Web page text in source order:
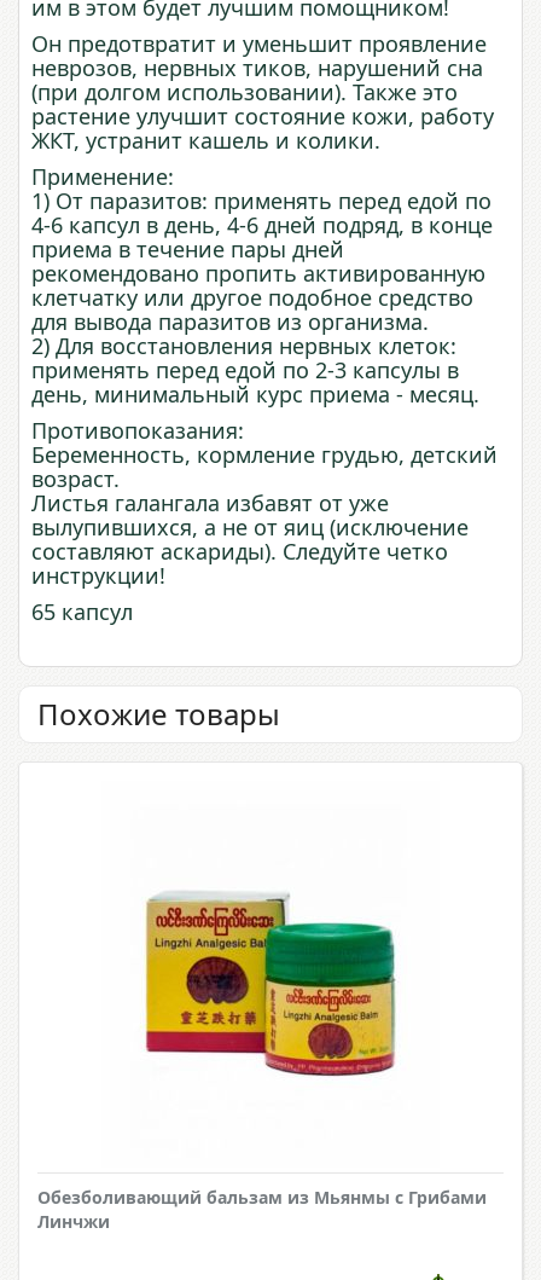
им в этом будет лучшим помощником!
Он предотвратит и уменьшит проявление
неврозов, нервных тиков, нарушений сна
(при долгом использовании). Также это
растение улучшит состояние кожи, работу
ЖКТ, устранит кашель и колики.
Применение:
1) От паразитов: применять перед едой по
4-6 капсул в день, 4-6 дней подряд, в конце
приема в течение пары дней
рекомендовано пропить активированную
клетчатку или другое подобное средство
для вывода паразитов из организма.
2) Для восстановления нервных клеток:
применять перед едой по 2-3 капсулы в
день, минимальный курс приема - месяц.
Противопоказания:
Беременность, кормление грудью, детский
возраст.
Листья галангала избавят от уже
вылупившихся, а не от яиц (исключение
составляют аскариды). Следуйте четко
инструкции!
65 капсул
Похожие товары
Обезболивающий бальзам из Мьянмы с Грибами
Линчжи